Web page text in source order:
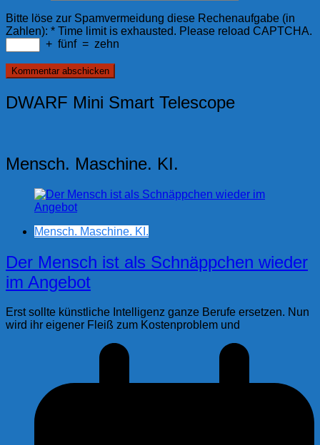
Bitte löse zur Spamvermeidung diese Rechenaufgabe (in
Zahlen): * Time limit is exhausted. Please reload CAPTCHA.
+ fünf = zehn
DWARF Mini Smart Telescope
Mensch. Maschine. KI.
Mensch. Maschine. KI.
Der Mensch ist als Schnäppchen wieder
im Angebot
Erst sollte künstliche Intelligenz ganze Berufe ersetzen. Nun
wird ihr eigener Fleiß zum Kostenproblem und